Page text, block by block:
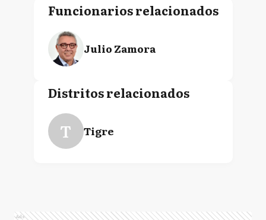
Funcionarios relacionados
Julio Zamora
Distritos relacionados
T Tigre
Ads